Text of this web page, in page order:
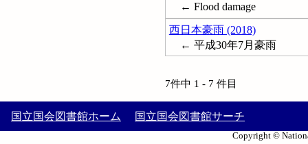
← Flood damage
西日本豪雨 (2018)
← 平成30年7月豪雨
7件中 1 - 7 件目
国立国会図書館ホーム 国立国会図書館サーチ
Copyright ©